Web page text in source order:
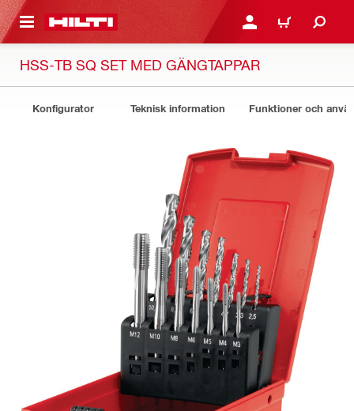
GÅ TILL HUVUDSIDAN LOGGA IN ELLER
VARUKORG
HSS-TB SQ SET MED GÄNGTAPPAR
Konfigurator Teknisk information Funktioner och